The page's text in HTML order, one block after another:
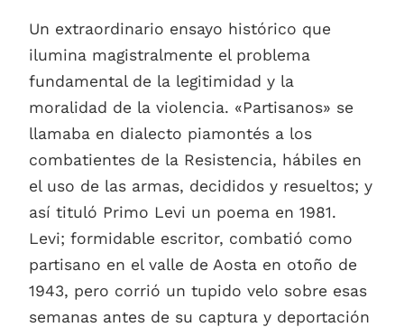
Un extraordinario ensayo histórico que
ilumina magistralmente el problema
fundamental de la legitimidad y la
moralidad de la violencia. «Partisanos» se
llamaba en dialecto piamontés a los
combatientes de la Resistencia, hábiles en
el uso de las armas, decididos y resueltos; y
así tituló Primo Levi un poema en 1981.
Levi; formidable escritor, combatió como
partisano en el valle de Aosta en otoño de
1943, pero corrió un tupido velo sobre esas
semanas antes de su captura y deportación